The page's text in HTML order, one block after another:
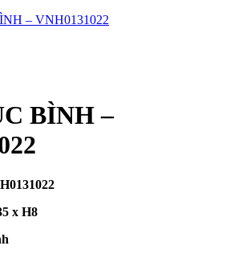
– VNH0131022
BÌNH –
x H8